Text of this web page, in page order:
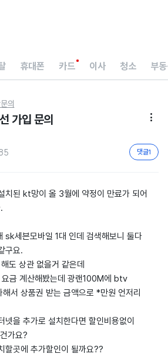
휴대폰 카드 이사 청소 부
의
가입 문의 
댓글1
치된 kt망이 올 3월에 약정이 만료가 되어
sk세븐모바일 1대 인데 검색해보니 둘다
구요.
도 상관 없을거 같은데
금 계산해봤는데 광랜100M에 btv
서 상품권 받는 금액으로 *만원 언저리
넷을 추가로 설치한다면 할인비용없이
가요?
할곳에 추가할인이 될까요??